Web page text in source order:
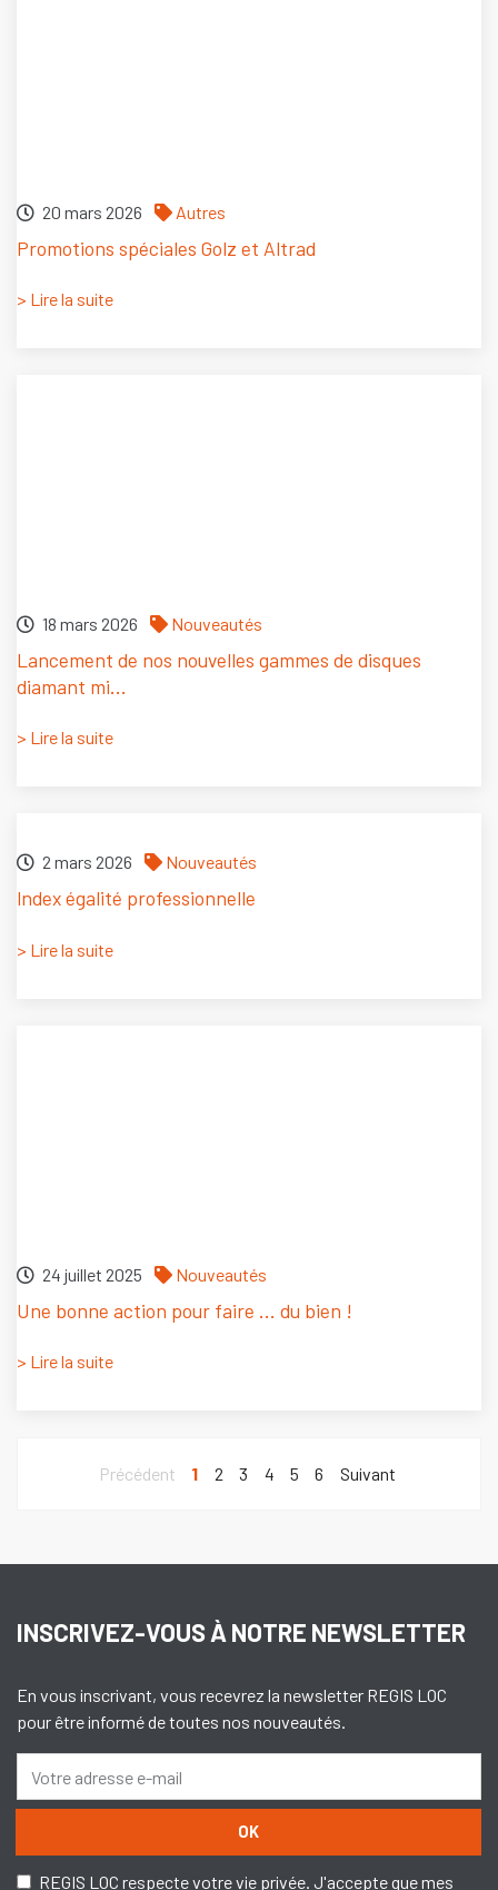
20 mars 2026 Autres
Promotions spéciales Golz et Altrad
> Lire la suite
18 mars 2026 Nouveautés
Lancement de nos nouvelles gammes de disques
diamant mi...
> Lire la suite
2 mars 2026 Nouveautés
lndex égalité professionnelle
> Lire la suite
24 juillet 2025 Nouveautés
Une bonne action pour faire ... du bien !
> Lire la suite
Précédent 1 2 3 4 5 6 Suivant
INSCRIVEZ-VOUS À NOTRE NEWSLETTER
En vous inscrivant, vous recevrez la newsletter REGIS LOC
pour être informé de toutes nos nouveautés.
OK
REGIS LOC respecte votre vie privée. J'accepte que mes